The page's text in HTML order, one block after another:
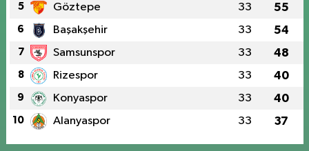
5 Göztepe 33 55
6 Başakşehir 33 54
7 Samsunspor 33 48
8 Rizespor 33 40
9 Konyaspor 33 40
10 Alanyaspor 33 37